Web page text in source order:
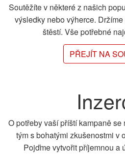
Soutěžíte v některé z našich
výsledky nebo výherce.
štěstí. Vše potřebné
PŘEJÍT NA
O potřeby vaší příští kampaně
tým s bohatými zkušenostmi v
Pojďme vytvořit příjemnou a